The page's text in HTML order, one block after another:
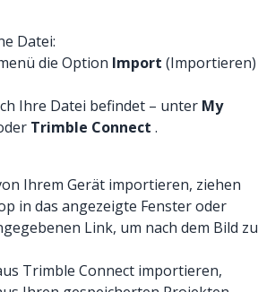
Datei:
die Option Import (Importieren)
Ihre Datei befindet – unter My
Trimble Connect .
Ihrem Gerät importieren, ziehen
in das angezeigte Fenster oder
Link, um nach dem Bild zu
Trimble Connect importieren,